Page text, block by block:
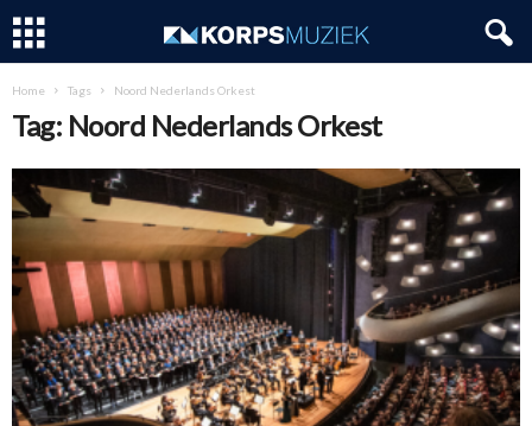
Home Tags Noord Nederlands Orkest
Tag: Noord Nederlands Orkest